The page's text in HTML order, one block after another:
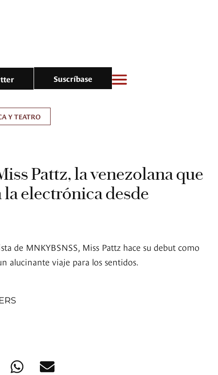
Suscríbase
Y TEATRO
Pattz, la venezolana que
electrónica desde
de MNKYBSNSS, Miss Pattz hace su debut como
alucinante viaje para los sentidos.